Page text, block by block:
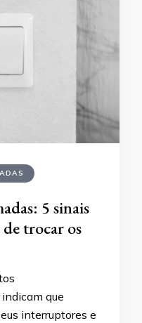
5 sinais
trocar os
que
interruptores e